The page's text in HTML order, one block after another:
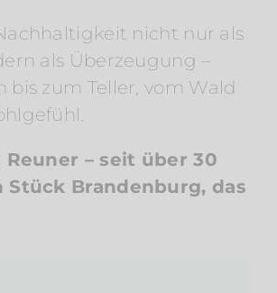
nicht nur als
als Überzeugung –
bis zum Teller, vom Wald
Reuner – seit über 30
Stück Brandenburg, das